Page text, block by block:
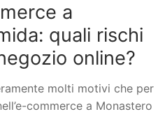
a
quali rischi
online?
molti motivi che per
commerce a Monastero